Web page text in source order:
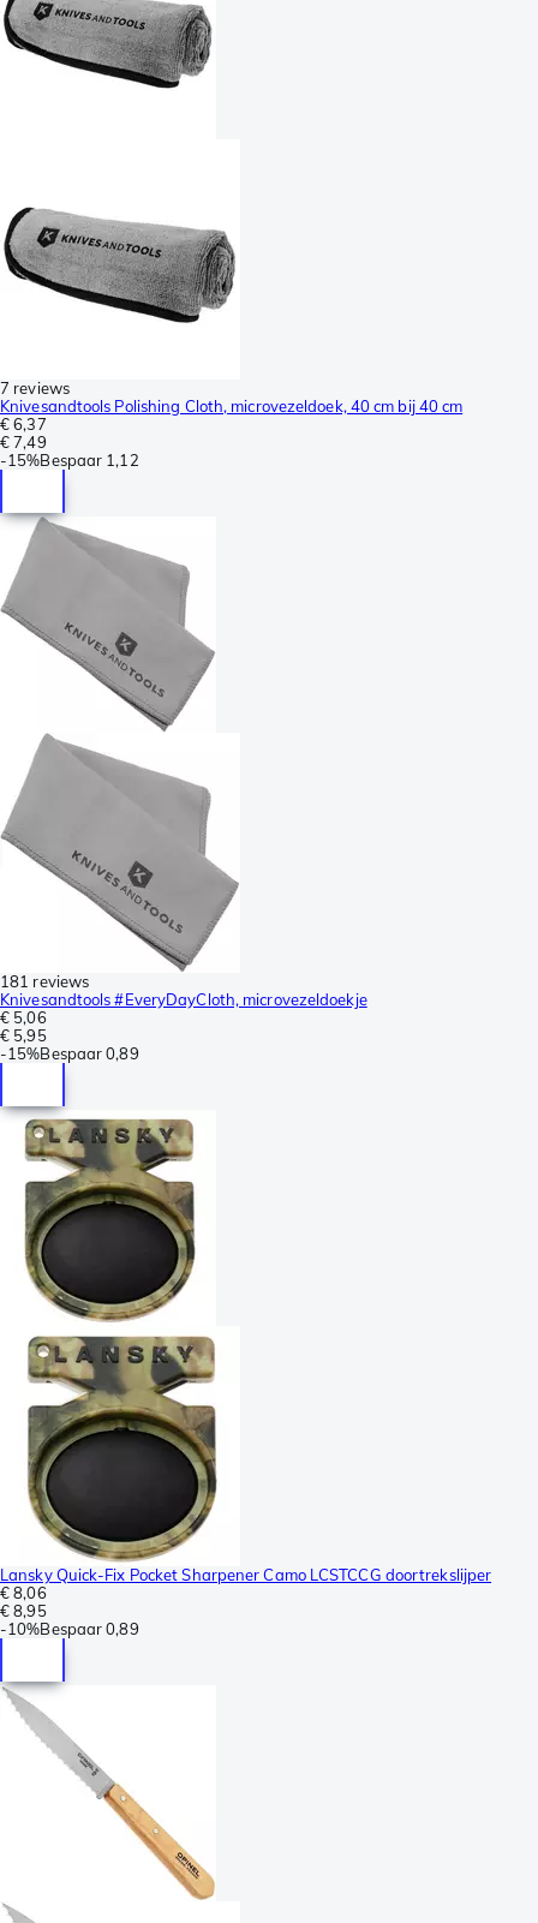
7 reviews
Knivesandtools Polishing Cloth, microvezeldoek, 40 cm bij 40 cm
€ 6,37
€ 7,49
-15%Bespaar 1,12
181 reviews
Knivesandtools #EveryDayCloth, microvezeldoekje
€ 5,06
€ 5,95
-15%Bespaar 0,89
Lansky Quick-Fix Pocket Sharpener Camo LCSTCCG doortrekslijper
€ 8,06
€ 8,95
-10%Bespaar 0,89